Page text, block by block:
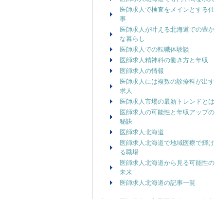
医師求人で検査をメインとする仕
事
医師求人が叶える北海道での豊か
な暮らし
医師求人での転職体験談
医師求人精神科の働き方と年収
医師求人の情報
医師求人には複数の診療科が出す
求人
医師求人市場の最新トレンドとは
医師求人の可能性と年収アップの
秘訣
医師求人北海道
医師求人北海道で地域医療で輝け
る職場
医師求人北海道から見る可能性の
未来
医師求人北海道の記事一覧